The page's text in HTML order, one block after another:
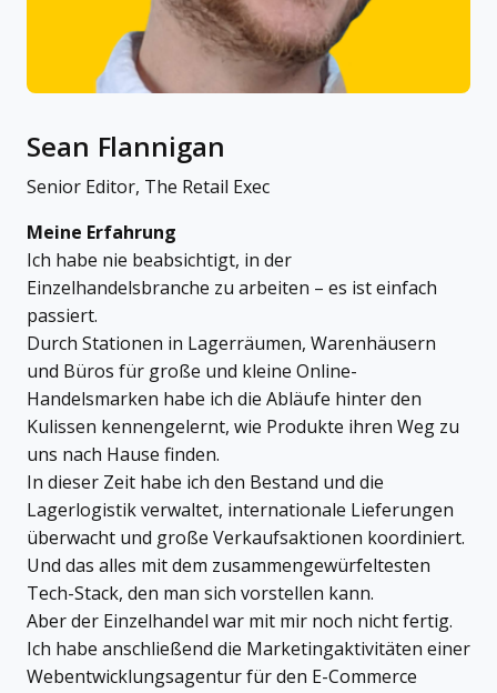
Sean Flannigan
Senior Editor, The Retail Exec
Meine Erfahrung
Ich habe nie beabsichtigt, in der
Einzelhandelsbranche zu arbeiten – es ist einfach
passiert.
Durch Stationen in Lagerräumen, Warenhäusern
und Büros für große und kleine Online-
Handelsmarken habe ich die Abläufe hinter den
Kulissen kennengelernt, wie Produkte ihren Weg zu
uns nach Hause finden.
In dieser Zeit habe ich den Bestand und die
Lagerlogistik verwaltet, internationale Lieferungen
überwacht und große Verkaufsaktionen koordiniert.
Und das alles mit dem zusammengewürfeltesten
Tech-Stack, den man sich vorstellen kann.
Aber der Einzelhandel war mit mir noch nicht fertig.
Ich habe anschließend die Marketingaktivitäten einer
Webentwicklungsagentur für den E-Commerce